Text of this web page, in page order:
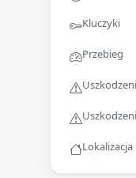
Kluczyki
Przebieg
Lokalizacja